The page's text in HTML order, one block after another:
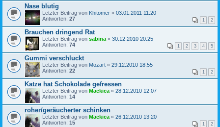
Nase blutig
Letzter Beitrag von Khitomer « 03.01.2011 11:20
Antworten: 27 1 2
Brauchen dringend Rat
Letzter Beitrag von sabina « 30.12.2010 20:25
Antworten: 74 1 2 3 4 5
Gummi verschluckt
Letzter Beitrag von Mozart « 29.12.2010 18:55
Antworten: 22 1 2
Katze hat Schokolade gefressen
Letzter Beitrag von Mackica « 28.12.2010 12:07
Antworten: 14
roher/geräucherter schinken
Letzter Beitrag von Mackica « 26.12.2010 13:20
Antworten: 15 1 2